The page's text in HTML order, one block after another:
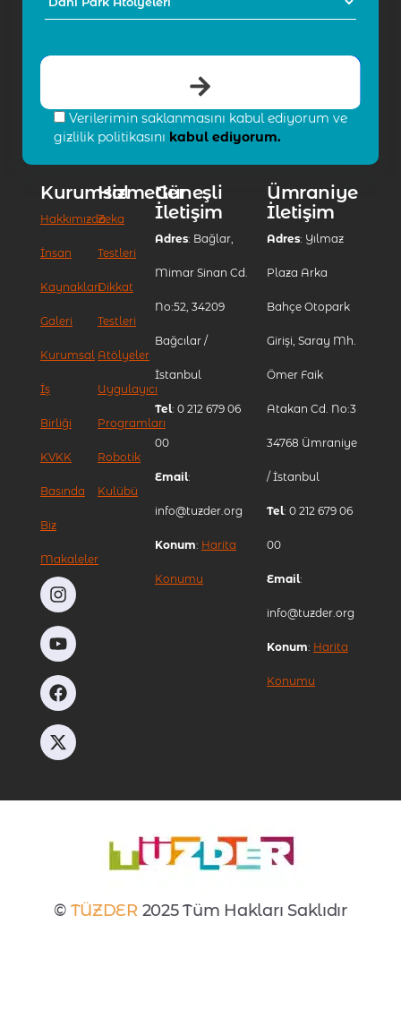
Verilerimin saklanmasını kabul ediyorum ve
gizlilik politikasını kabul ediyorum.
Kurumsal
Hakkımızda
İnsan
Kaynakları
Galeri
Kurumsal
İş
Birliği
KVKK
Basında
Biz
Makaleler
Hizmetler
Zeka
Testleri
Dikkat
Testleri
Atölyeler
Uygulayıcı
Programları
Robotik
Kulübü
Güneşli
İletişim
Adres: Bağlar,
Mimar Sinan Cd.
No:52, 34209
Bağcılar /
İstanbul
Tel: 0 212 679 06
00
Email:
info@tuzder.org
Konum: Harita
Konumu
Ümraniye
İletişim
Adres: Yılmaz
Plaza Arka
Bahçe Otopark
Girişi, Saray Mh.
Ömer Faik
Atakan Cd. No:3
34768 Ümraniye
/ İstanbul
Tel: 0 212 679 06
00
Email:
info@tuzder.org
Konum: Harita
Konumu
© TÜZDER 2025 Tüm Hakları Saklıdır